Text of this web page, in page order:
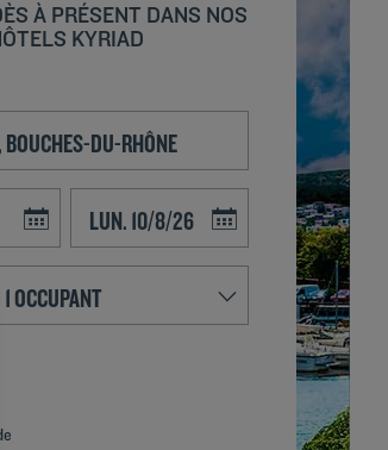
À PRÉSENT DANS NOS
KYRIAD
to interact with the calendar and select a date.
Navigate backward to interact with the